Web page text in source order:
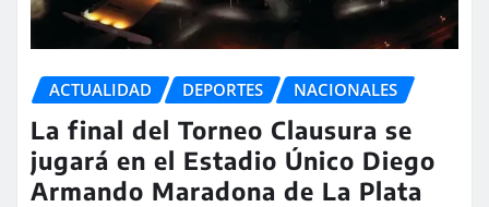
ACTUALIDAD DEPORTES NACIONALES
La final del Torneo Clausura se
jugará en el Estadio Único Diego
Armando Maradona de La Plata